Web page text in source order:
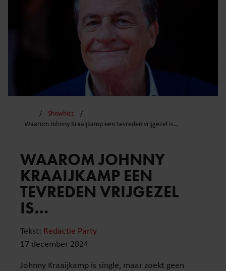
Showbizz
Waarom Johnny Kraaijkamp een tevreden vrijgezel is…
WAAROM JOHNNY
KRAAIJKAMP EEN
TEVREDEN VRIJGEZEL
IS…
Tekst: Redactie Party
17 december 2024
Johnny Kraaijkamp is single, maar zoekt geen